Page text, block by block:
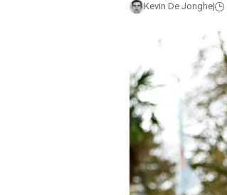
Kevin De Jonghe